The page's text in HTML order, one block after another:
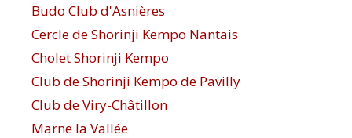
Budo Club d'Asnières
Cercle de Shorinji Kempo Nantais
Cholet Shorinji Kempo
Club de Shorinji Kempo de Pavilly
Club de Viry-Châtillon
Marne la Vallée